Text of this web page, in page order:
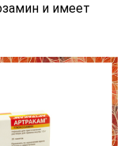
и имеет